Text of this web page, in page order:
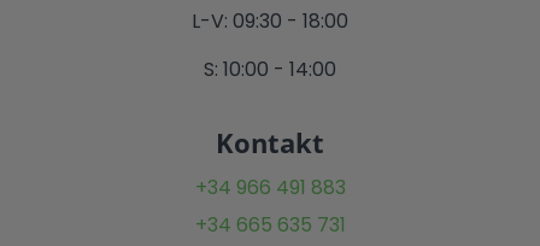
L-V: 09:30 - 18:00
S: 10:00 - 14:00
Kontakt
+34 966 491 883
+34 665 635 731